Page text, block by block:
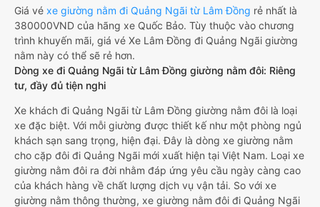
Giá vé xe giường nằm đi Quảng Ngãi từ Lâm Đồng rẻ nhất là
380000VND của hãng xe Quốc Bảo. Tùy thuộc vào chương
trình khuyến mãi, giá vé Xe Lâm Đồng đi Quảng Ngãi giường
nằm này có thể sẽ rẻ hơn.
Dòng xe đi Quảng Ngãi từ Lâm Đồng giường nằm đôi: Riêng
tư, đầy đủ tiện nghi
Xe khách đi Quảng Ngãi từ Lâm Đồng giường nằm đôi là loại
xe đặc biệt. Với mỗi giường được thiết kế như một phòng ngủ
khách sạn sang trọng, hiện đại. Đây là dòng xe giường nằm
cho cặp đôi đi Quảng Ngãi mới xuất hiện tại Việt Nam. Loại xe
giường nằm đôi ra đời nhằm đáp ứng yêu cầu ngày càng cao
của khách hàng về chất lượng dịch vụ vận tải. So với xe
giường nằm thông thường, xe giường nằm đôi đi Quảng Ngãi